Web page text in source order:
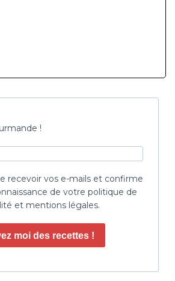
!
recevoir vos e-mails et confirme
de votre politique de
et mentions légales.
moi des recettes !